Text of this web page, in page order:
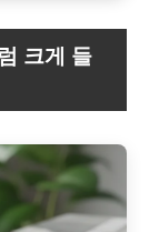
크게 들